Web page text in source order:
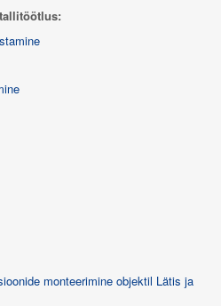
monteerimine objektil Lätis ja